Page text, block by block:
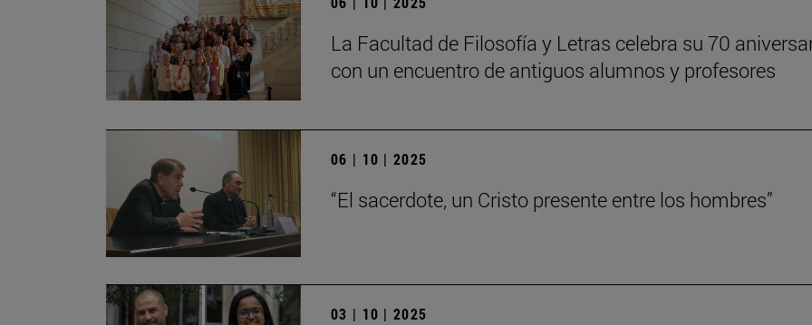
La Facultad de Filosofía y Letras celebra su 70
con un encuentro de antiguos alumnos y profesores
06 | 10 | 2025
“El sacerdote, un Cristo presente entre los hombres”
03 | 10 | 2025